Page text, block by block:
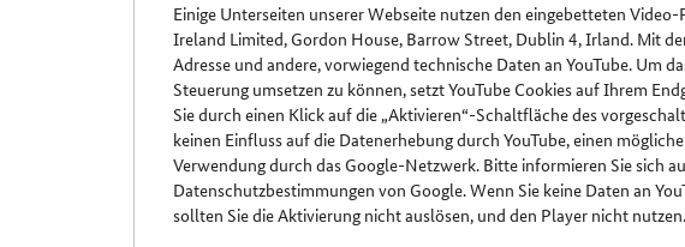
Einige Unterseiten unserer Webseite nutzen den eingebetteten
Ireland Limited, Gordon House, Barrow Street, Dublin 4, Irland. Mit
Adresse und andere, vorwiegend technische Daten an YouTube. Um
Steuerung umsetzen zu können, setzt YouTube Cookies auf Ihrem
Sie durch einen Klick auf die „Aktivieren“-Schaltfläche des
keinen Einfluss auf die Datenerhebung durch YouTube, einen
Verwendung durch das Google-Netzwerk. Bitte informieren Sie sich
Datenschutzbestimmungen von Google. Wenn Sie keine Daten an
sollten Sie die Aktivierung nicht auslösen, und den Player nicht nutzen.